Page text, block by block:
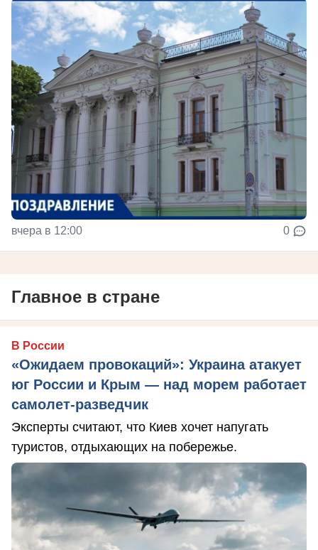
вчера в 12:00 0
Главное в стране
В России
«Ожидаем провокаций»: Украина атакует
юг России и Крым — над морем работает
самолет-разведчик
Эксперты считают, что Киев хочет напугать
туристов, отдыхающих на побережье.